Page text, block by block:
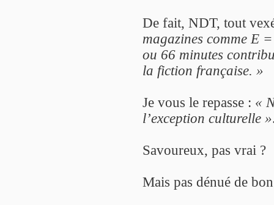
De fait, NDT, tout
magazines comme E
ou 66 minutes
la fiction française. »
Je vous le repasse : «
l’exception culturelle »
Savoureux, pas vrai ?
Mais pas dénué de